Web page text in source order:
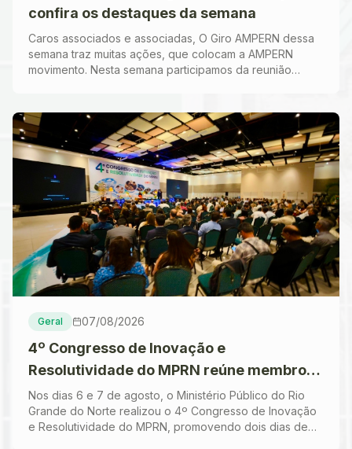
confira os destaques da semana
Caros associados e associadas, O Giro AMPERN dessa
semana traz muitas ações, que colocam a AMPERN
movimento. Nesta semana participamos da reunião
Geral 07/08/2026
4º Congresso de Inovação e
Resolutividade do MPRN reúne membros
e especialistas em dois dias de
programação
Nos dias 6 e 7 de agosto, o Ministério Público do Rio
Grande do Norte realizou o 4º Congresso de Inovação
e Resolutividade do MPRN, promovendo dois dias de